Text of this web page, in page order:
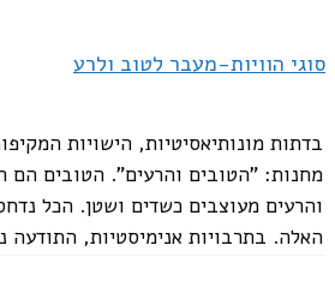
סוגי הוויות-מעבר לטוב ולרע
מחנות: "הטובים והרעים". הטובים הם
והרעים מעוצבים כשדים ושטן. הכל
האלה. בתרבויות אנימיסטיות, התודעה